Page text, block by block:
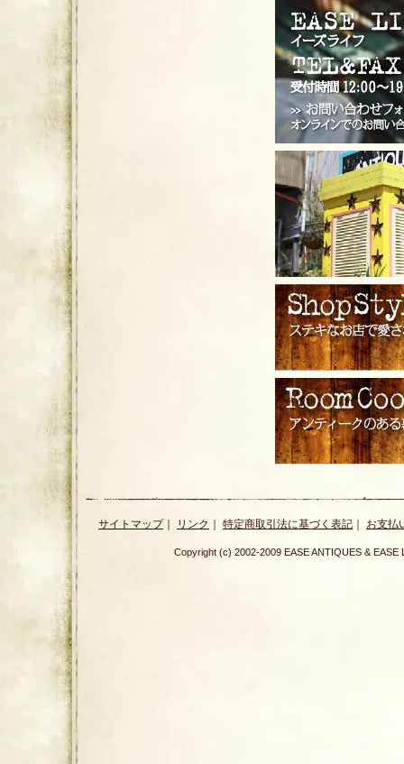
サイトマップ｜ リンク 特定商取引法に基づく表記 お支払
Copyright (c) 2002-2009 EASE ANTIQUES &